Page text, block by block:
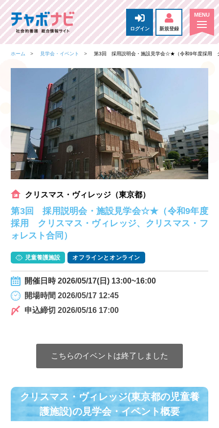
ログイン 新規登録
ホーム 見学会・イベント 第3回 採用説明会・施設見学会☆★（令和9年度採用
クリスマス・ヴィレッジ（東京都）
第3回 採用説明会・施設見学会☆★（令和9年度
採用 クリスマス・ヴィレッジ、クリスマス・フ
ォレスト合同）
児童養護施設 オフラインとオンライン
開催日時 2026/05/17(日) 13:00~16:00
開場時間 2026/05/17 12:45
申込締切 2026/05/16 17:00
こちらのイベントは終了しました
クリスマス・ヴィレッジ(東京都の児童養
護施設)の⾒学会・イベント概要